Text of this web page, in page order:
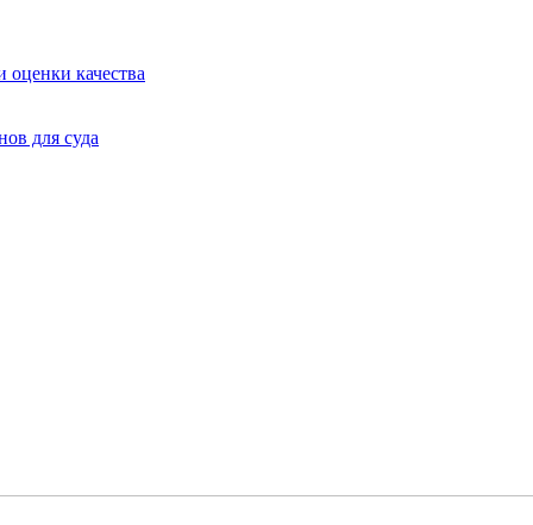
оценки качества
для суда